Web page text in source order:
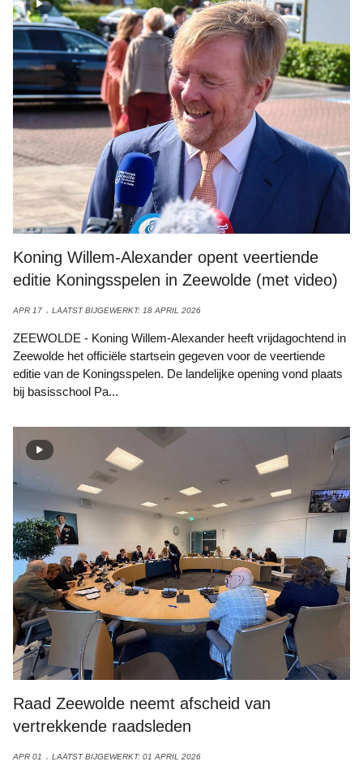
Koning Willem-Alexander opent veertiende
editie Koningsspelen in Zeewolde (met video)
APR 17 LAATST BIJGEWERKT: 18 APRIL 2026
ZEEWOLDE - Koning Willem-Alexander heeft vrijdagochtend in
Zeewolde het officiële startsein gegeven voor de veertiende
editie van de Koningsspelen. De landelijke opening vond plaats
bij basisschool Pa...
Raad Zeewolde neemt afscheid van
vertrekkende raadsleden
APR 01 LAATST BIJGEWERKT: 01 APRIL 2026